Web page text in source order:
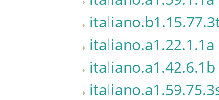
italiano.a1.22.1.1a
italiano.a1.42.6.1b